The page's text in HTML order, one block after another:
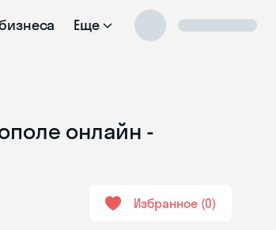
Еще
онлайн -
Избранное 0